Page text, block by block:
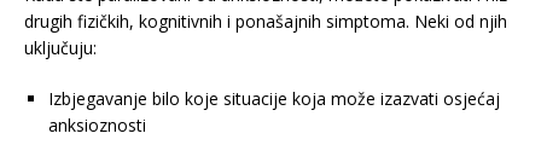
drugih fizičkih, kognitivnih i ponašajnih simptoma. Neki od njih
uključuju:
Izbjegavanje bilo koje situacije koja može izazvati osjećaj
anksioznosti